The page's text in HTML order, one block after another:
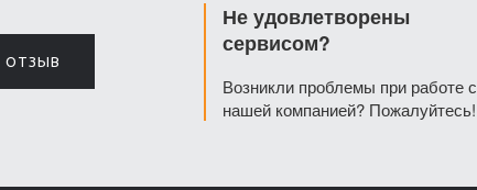
ОТЗЫВ
Не удовлетворены
сервисом?
Возникли проблемы при работе с
нашей компанией? Пожалуйтесь!